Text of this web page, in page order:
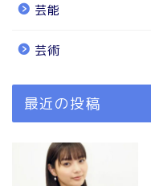
芸能
芸術
最近の投稿